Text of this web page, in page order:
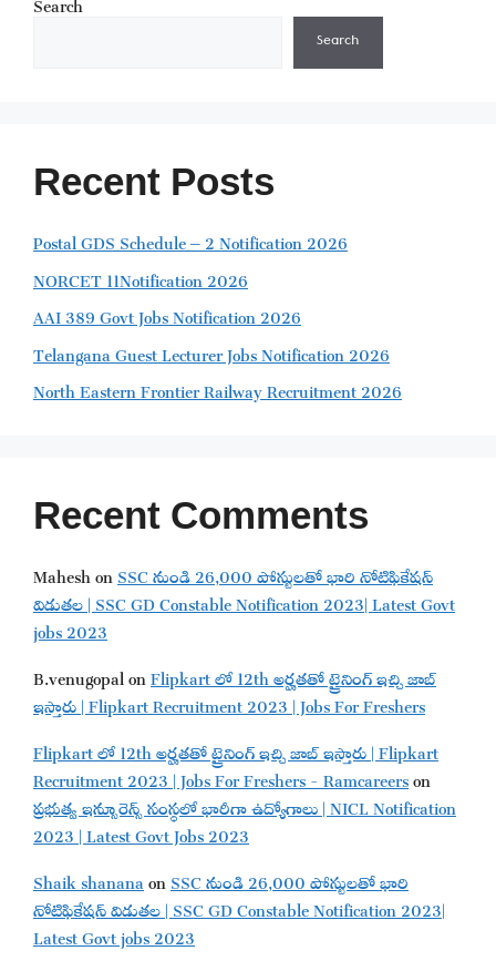
Search
Recent Posts
Postal GDS Schedule – 2 Notification 2026
NORCET 11Notification 2026
AAI 389 Govt Jobs Notification 2026
Telangana Guest Lecturer Jobs Notification 2026
North Eastern Frontier Railway Recruitment 2026
Recent Comments
MaheshonSSC నుండి 26,000 పోస్టులతో భారి నోటిఫికేషన్
విడుతల | SSC GD Constable Notification 2023| Latest Govt
jobs 2023
B.venugopalonFlipkart లో 12th అర్హతతో ట్రైనింగ్ ఇచ్చి జాబ్
ఇస్తారు | Flipkart Recruitment 2023 | Jobs For Freshers
Flipkart లో 12th అర్హతతో ట్రైనింగ్ ఇచ్చి జాబ్ ఇస్తారు | Flipkart
Recruitment 2023 | Jobs For Freshers - Ramcareerson
ప్రభుత్వ ఇన్సూరెన్స్ సంస్థలో భారీగా ఉద్యోగాలు | NICL Notification
2023 | Latest Govt Jobs 2023
Shaik shananaonSSC నుండి 26,000 పోస్టులతో భారి
నోటిఫికేషన్ విడుతల | SSC GD Constable Notification 2023|
Latest Govt jobs 2023